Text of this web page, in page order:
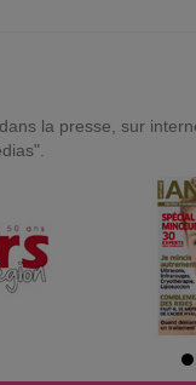
la presse, sur